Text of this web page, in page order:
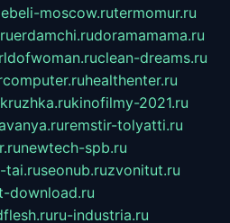
moscow.rutermomur.ru
erdamchi.rudoramamama.ru
clean-dreams.ru
healthenter.ru
kinofilmy-2021.ru
remstir-tolyatti.ru
newtech-spb.ru
tai.ruseonub.ruzvonitut.ru
download.ru
ru-industria.ru